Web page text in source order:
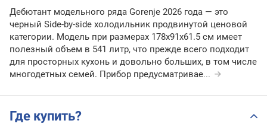
Дебютант модельного ряда Gorenje 2026 года — это
черный Side-by-side холодильник продвинутой ценовой
категории. Модель при размерах 178х91х61.5 см имеет
полезный объем в 541 литр, что прежде всего подходит
для просторных кухонь и довольно больших, в том числе
многодетных семей. Прибор предусматривае...
Где купить?